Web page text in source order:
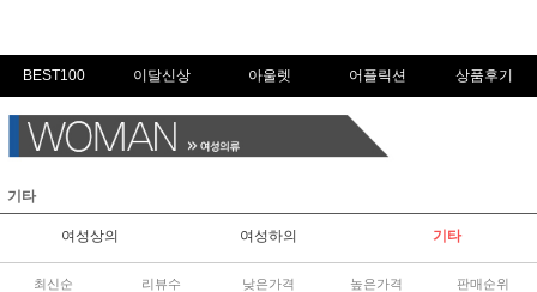
BEST100 이달신상 아울렛 어플릭션 상품후기
기타
여성상의 여성하의 기타
최신순 리뷰수 낮은가격 높은가격 판매순위